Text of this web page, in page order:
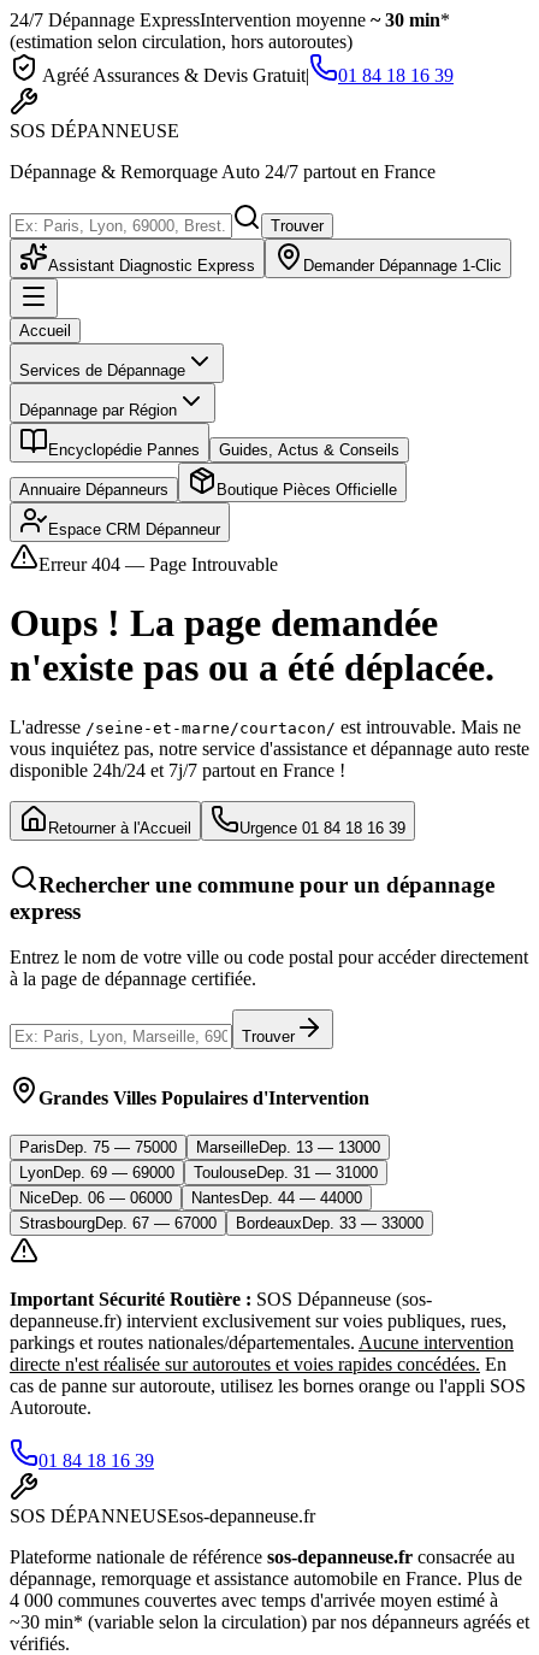
24/7 Dépannage ExpressIntervention moyenne ~ 30 min*
(estimation selon circulation, hors autoroutes)
Agréé Assurances & Devis Gratuit| 01 84 18 16 39
SOS DÉPANNEUSE
Dépannage & Remorquage Auto 24/7 partout en France
Trouver
Assistant Diagnostic Express Demander Dépannage 1-Clic
Accueil
Services de Dépannage
Dépannage par Région
Encyclopédie Pannes Guides, Actus & Conseils
Annuaire Dépanneurs Boutique Pièces Officielle
Espace CRM Dépanneur
Erreur 404 — Page Introuvable
Oups ! La page demandée
n'existe pas ou a été déplacée.
L'adresse /seine-et-marne/courtacon/ est introuvable. Mais ne
vous inquiétez pas, notre service d'assistance et dépannage auto reste
disponible 24h/24 et 7j/7 partout en France !
Retourner à l'Accueil Urgence 01 84 18 16 39
Rechercher une commune pour un dépannage
express
Entrez le nom de votre ville ou code postal pour accéder directement
à la page de dépannage certifiée.
Trouver
Grandes Villes Populaires d'Intervention
Paris Dep. 75 — 75000 MarseilleDep. 13 — 13000
LyonDep. 69 — 69000 ToulouseDep. 31 — 31000
NiceDep. 06 — 06000 Nantes Dep. 44 — 44000
StrasbourgDep. 67 — 67000 Bordeaux Dep. 33 — 33000
Important Sécurité Routière : SOS Dépanneuse (sos-
depanneuse.fr) intervient exclusivement sur voies publiques, rues,
parkings et routes nationales/départementales. Aucune intervention
directe n'est réalisée sur autoroutes et voies rapides concédées. En
cas de panne sur autoroute, utilisez les bornes orange ou l'appli SOS
Autoroute.
01 84 18 16 39
SOS DÉPANNEUSEsos-depanneuse.fr
Plateforme nationale de référence sos-depanneuse.fr consacrée au
dépannage, remorquage et assistance automobile en France. Plus de
4 000 communes couvertes avec temps d'arrivée moyen estimé à
~30 min* (variable selon la circulation) par nos dépanneurs agréés et
vérifiés.